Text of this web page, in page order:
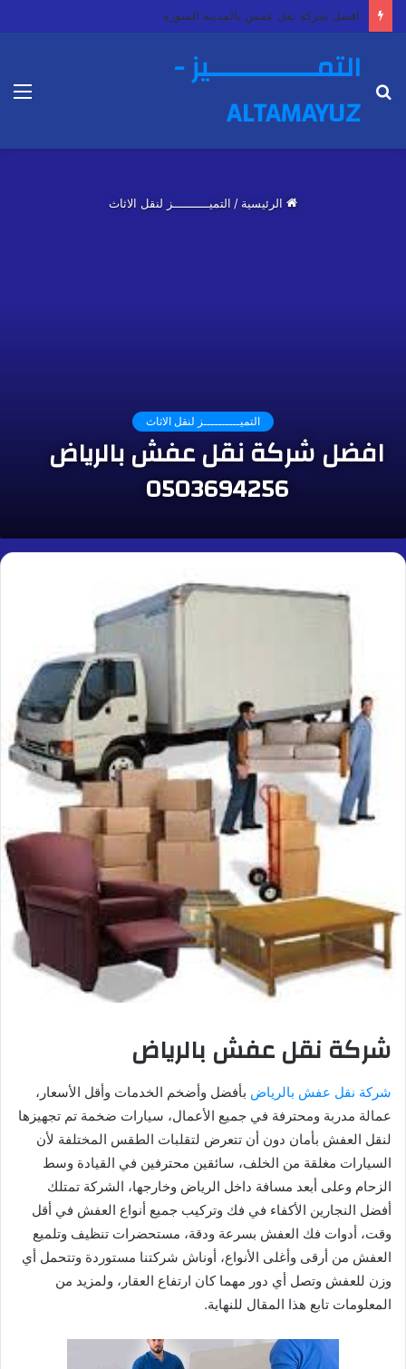
افضل شركة نقل عفش بالمدينة المنورة
التمـــــــــــــيز -
ALTAMAYUZعن
الرئيسية / التميــــــــــز لنقل الاثاث
التميــــــــــز لنقل الاثاث
افضل شركة نقل عفش بالرياض
0503694256
شركة نقل عفش بالرياض
شركة نقل عفش بالرياض بأفضل وأضخم الخدمات وأقل الأسعار،
عمالة مدربة ومحترفة في جميع الأعمال، سيارات ضخمة تم تجهيزها
لنقل العفش بأمان دون أن تتعرض لتقلبات الطقس المختلفة لأن
السيارات مغلقة من الخلف، سائقين محترفين في القيادة وسط
الزحام وعلى أبعد مسافة داخل الرياض وخارجها، الشركة تمتلك
أفضل النجارين الأكفاء في فك وتركيب جميع أنواع العفش في أقل
وقت، أدوات فك العفش بسرعة ودقة، مستحضرات تنظيف وتلميع
العفش من أرقى وأغلى الأنواع، أوناش شركتنا مستوردة وتتحمل أي
وزن للعفش وتصل أي دور مهما كان ارتفاع العقار، ولمزيد من
المعلومات تابع هذا المقال للنهاية.